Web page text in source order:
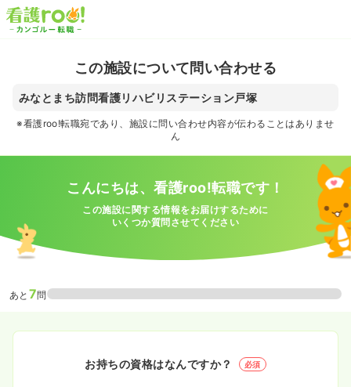
この施設について問い合わせる
みなとまち訪問看護リハビリステーション戸塚
※看護roo!転職宛であり、施設に問い合わせ内容が伝わることはありませ
ん
こんにちは、看護roo!転職です！
この施設に関する情報をお届けするために
いくつか質問させてください
あと 7問
お持ちの資格はなんですか？ 必須